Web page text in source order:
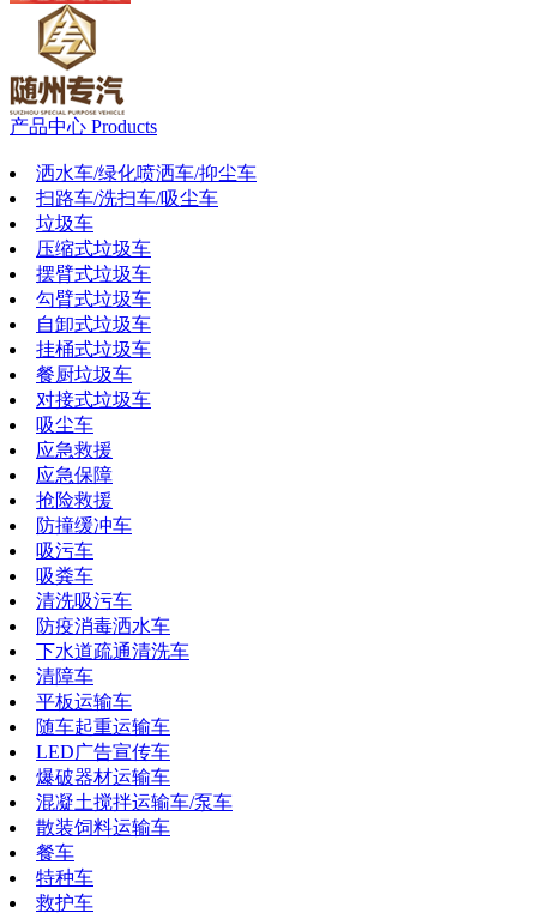
产品中心 Products
洒水车/绿化喷洒车/抑尘车
扫路车/洗扫车/吸尘车
垃圾车
压缩式垃圾车
摆臂式垃圾车
勾臂式垃圾车
自卸式垃圾车
挂桶式垃圾车
餐厨垃圾车
对接式垃圾车
吸尘车
应急救援
应急保障
抢险救援
防撞缓冲车
吸污车
吸粪车
清洗吸污车
防疫消毒洒水车
下水道疏通清洗车
清障车
平板运输车
随车起重运输车
LED广告宣传车
爆破器材运输车
混凝土搅拌运输车/泵车
散装饲料运输车
餐车
特种车
救护车